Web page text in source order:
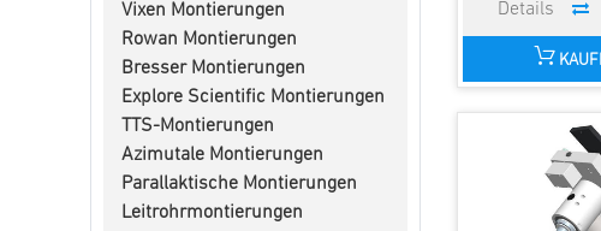
Vixen Montierungen
Rowan Montierungen
Bresser Montierungen
Explore Scientific Montierungen
TTS-Montierungen
Azimutale Montierungen
Parallaktische Montierungen
Leitrohrmontierungen